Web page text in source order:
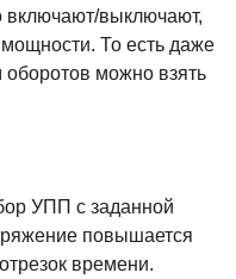
включают/выключают,
То есть даже
оборотов можно взять
УПП с заданной
повышается
времени.